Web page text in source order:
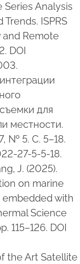
Series Analysis
ISPRS
Remote
DOI
для
местности.
№ 5. C. 5–18.
27-5-5-18.
J. (2025).
on marine
with
Science
115–126. DOI
the Art Satellite